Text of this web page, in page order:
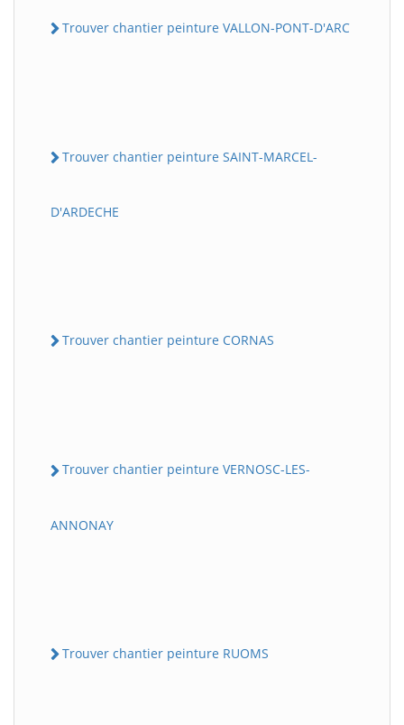
Trouver chantier peinture VALLON-PONT-D'ARC
Trouver chantier peinture SAINT-MARCEL-
D'ARDECHE
Trouver chantier peinture CORNAS
Trouver chantier peinture VERNOSC-LES-
ANNONAY
Trouver chantier peinture RUOMS